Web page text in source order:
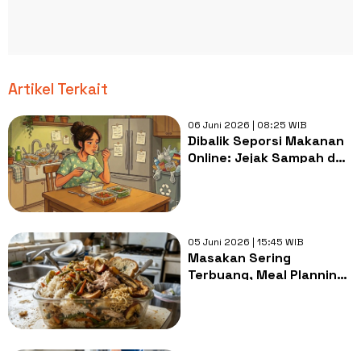
Artikel Terkait
06 Juni 2026 | 08:25 WIB
Dibalik Seporsi Makanan
Online: Jejak Sampah dan
05 Juni 2026 | 15:45 WIB
Masakan Sering
Terbuang, Meal Planning